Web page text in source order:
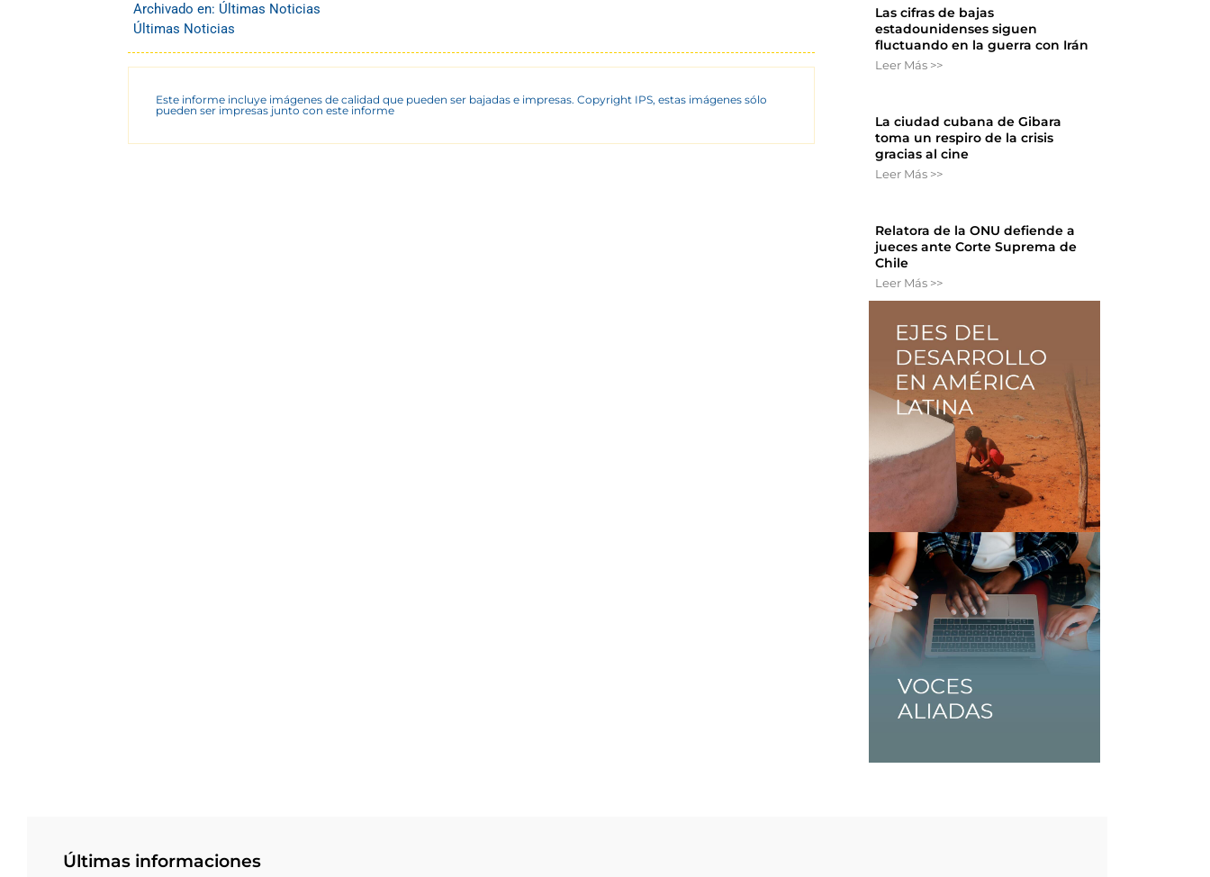
Archivado en: Últimas Noticias
Últimas Noticias
Este informe incluye imágenes de calidad que pueden ser bajadas e impresas. Copyright IPS, estas imágenes sólo
pueden ser impresas junto con este informe
Las cifras de bajas
estadounidenses siguen
fluctuando en la guerra con Irán
Leer Más >>
La ciudad cubana de Gibara
toma un respiro de la crisis
gracias al cine
Leer Más >>
Relatora de la ONU defiende a
jueces ante Corte Suprema de
Chile
Leer Más >>
Últimas informaciones